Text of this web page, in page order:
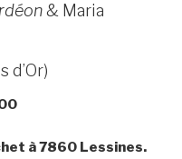
& Maria
d’Or)
à 7860 Lessines.